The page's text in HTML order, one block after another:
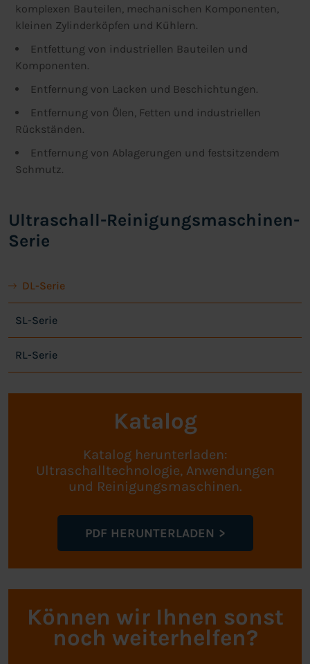
komplexen Bauteilen, mechanischen Komponenten,
kleinen Zylinderköpfen und Kühlern.
Entfettung von industriellen Bauteilen und
Komponenten.
Entfernung von Lacken und Beschichtungen.
Entfernung von Ölen, Fetten und industriellen
Rückständen.
Entfernung von Ablagerungen und festsitzendem
Schmutz.
Ultraschall-Reinigungsmaschinen-
Serie
DL-Serie
SL-Serie
RL-Serie
Katalog
Katalog herunterladen:
Ultraschalltechnologie, Anwendungen
und Reinigungsmaschinen.
PDF HERUNTERLADEN
Können wir Ihnen sonst
noch weiterhelfen?